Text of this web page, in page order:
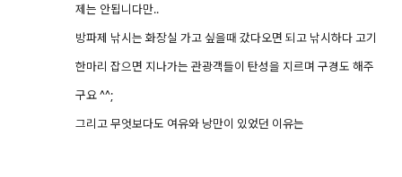
제는 안됩니다만..
방파제 낚시는 화장실 가고 싶을때 갔다오면 되고 낚시하다 고기
한마리 잡으면 지나가는 관광객들이 탄성을 지르며 구경도 해주
구요 ^^;
그리고 무엇보다도 여유와 낭만이 있었던 이유는